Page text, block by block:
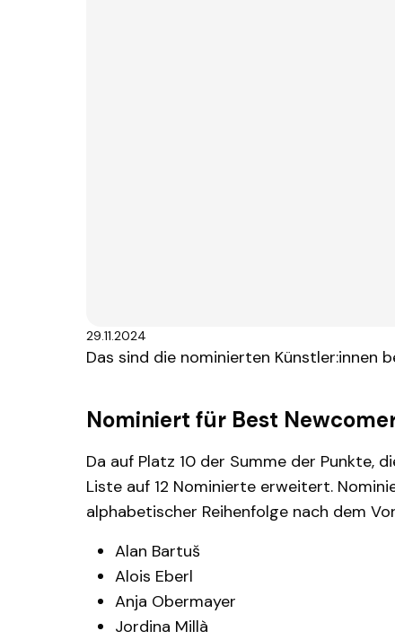
29.11.2024
Das sind die nominierten Künstler:innen
Nominiert für Best
Da auf Platz 10 der Summe der Punkte,
Liste auf 12 Nominierte erweitert.
alphabetischer Reihenfolge nach dem
Alan Bartuš
Alois Eberl
Anja Obermayer
Jordina Millà